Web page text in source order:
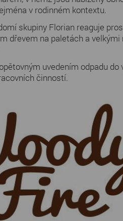
v rodinném kontextu.
skupiny Florian reaguje
dřevem na paletách a
uvedením odpadu do
činností.